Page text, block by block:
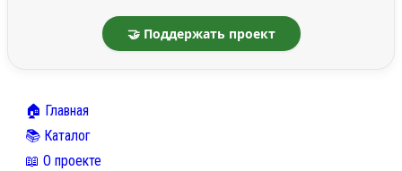
🤝 Поддержать проект
🏠 Главная
📚 Каталог
📖 О проекте